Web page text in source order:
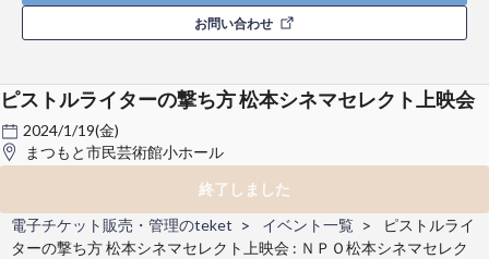
お問い合わせ
ピストルライターの撃ち方 松本シネマセレクト上映会
2024/1/19(金)
まつもと市民芸術館小ホール
終了しました
電子チケット販売・管理のteket
イベント一覧
ピストルライ
ターの撃ち方 松本シネマセレクト上映会 : ＮＰＯ松本シネマセレク